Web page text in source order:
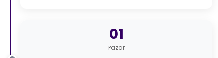
01
Pazar